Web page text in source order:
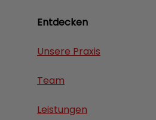
Entdecken
Unsere Praxis
Team
Leistungen